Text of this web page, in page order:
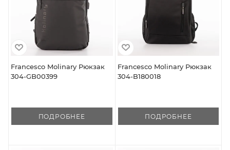
Francesco Molinary Рюкзак
304-GB00399
ПОДРОБНЕЕ
Francesco Molinary Рюкзак
304-B180018
ПОДРОБНЕЕ